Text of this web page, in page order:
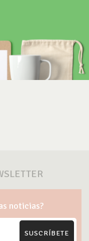
noticias?
SUSCRÍBETE